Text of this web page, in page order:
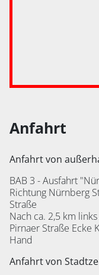
Anfahrt
Anfahrt von
BAB 3 - Ausfahrt
Richtung Nürnberg
Straße
Nach ca. 2,5 km
Pirnaer Straße Ecke
Hand
Anfahrt von